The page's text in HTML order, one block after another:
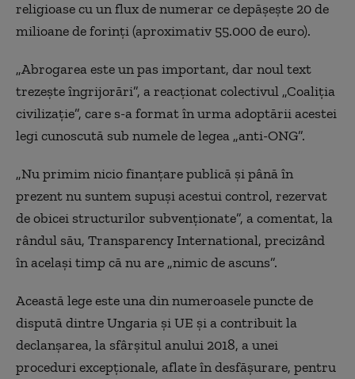
religioase cu un flux de numerar ce depăşeşte 20 de
milioane de forinţi (aproximativ 55.000 de euro).
„Abrogarea este un pas important, dar noul text
trezeşte îngrijorări”, a reacţionat colectivul „Coaliţia
civilizaţie”, care s-a format în urma adoptării acestei
legi cunoscută sub numele de legea „anti-ONG”.
„Nu primim nicio finanţare publică şi până în
prezent nu suntem supuşi acestui control, rezervat
de obicei structurilor subvenţionate”, a comentat, la
rândul său, Transparency International, precizând
în acelaşi timp că nu are „nimic de ascuns”.
Această lege este una din numeroasele puncte de
dispută dintre Ungaria şi UE şi a contribuit la
declanşarea, la sfârşitul anului 2018, a unei
proceduri excepţionale, aflate în desfăşurare, pentru